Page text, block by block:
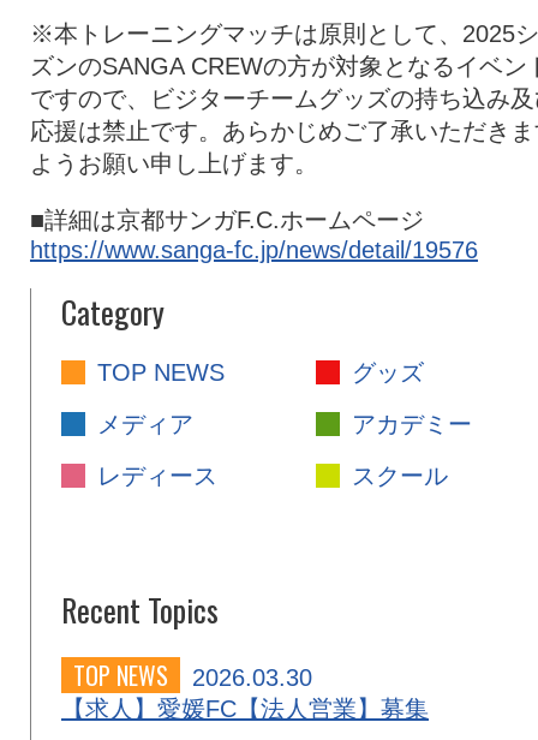
特設ページ
※本トレーニングマッチは原則として、2025
ズンのSANGA CREWの方が対象となるイベン
ですので、ビジターチームグッズの持ち込み
応援は禁止です。あらかじめご了承いただき
ようお願い申し上げます。
■詳細は京都サンガF.C.ホームページ
https://www.sanga-fc.jp/news/detail/19576
Category
TOP NEWS
グッズ
メディア
アカデミー
レディース
スクール
Recent Topics
TOP NEWS
2026.03.30
【求人】愛媛FC【法人営業】募集